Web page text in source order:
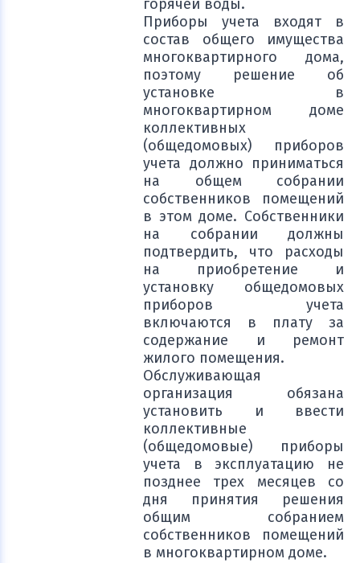
горячей воды.
Приборы учета входят в
состав общего имущества
многоквартирного дома,
поэтому решение об
установке в
многоквартирном доме
коллективных
(общедомовых) приборов
учета должно приниматься
на общем собрании
собственников помещений
в этом доме. Собственники
на собрании должны
подтвердить, что расходы
на приобретение и
установку общедомовых
приборов учета
включаются в плату за
содержание и ремонт
жилого помещения.
Обслуживающая
организация обязана
установить и ввести
коллективные
(общедомовые) приборы
учета в эксплуатацию не
позднее трех месяцев со
дня принятия решения
общим собранием
собственников помещений
в многоквартирном доме.